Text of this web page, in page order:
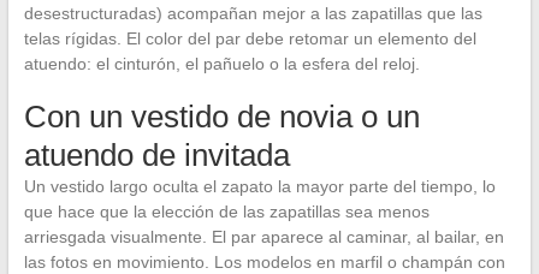
desestructuradas) acompañan mejor a las zapatillas que las
telas rígidas. El color del par debe retomar un elemento del
atuendo: el cinturón, el pañuelo o la esfera del reloj.
Con un vestido de novia o un
atuendo de invitada
Un vestido largo oculta el zapato la mayor parte del tiempo, lo
que hace que la elección de las zapatillas sea menos
arriesgada visualmente. El par aparece al caminar, al bailar, en
las fotos en movimiento. Los modelos en marfil o champán con